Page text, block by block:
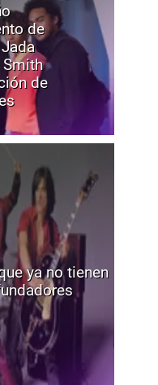
de
de
ya no tienen